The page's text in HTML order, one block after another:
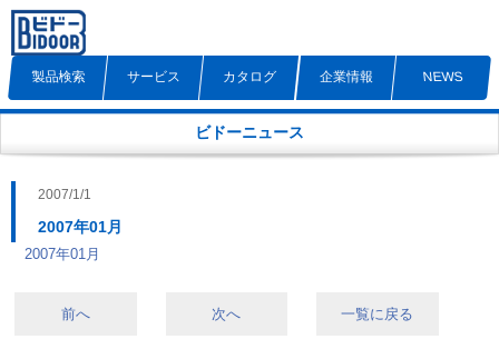
製品検索 サービス カタログ 企業情報 NEWS
ビドーニュース
2007/1/1
2007年01月
2007年01月
前へ 次へ 一覧に戻る